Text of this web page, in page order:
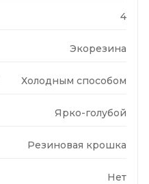
4
Экорезина
Холодным способом
Ярко-голубой
Резиновая крошка
Нет